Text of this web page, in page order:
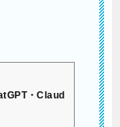
・Claud